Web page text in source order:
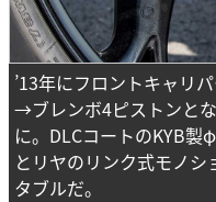
’13年にフロントキャリ
→ブレンボ4ピストンと
に。DLCコートのKYB
とリヤのリンク式モノシ
タブルだ。